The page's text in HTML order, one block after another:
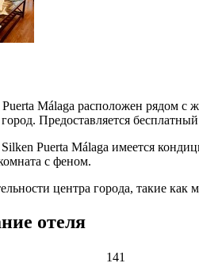
Málaga расположен рядом с
Предоставляется
Puerta Málaga имеется
с феном.
центра города, такие как
отеля
141